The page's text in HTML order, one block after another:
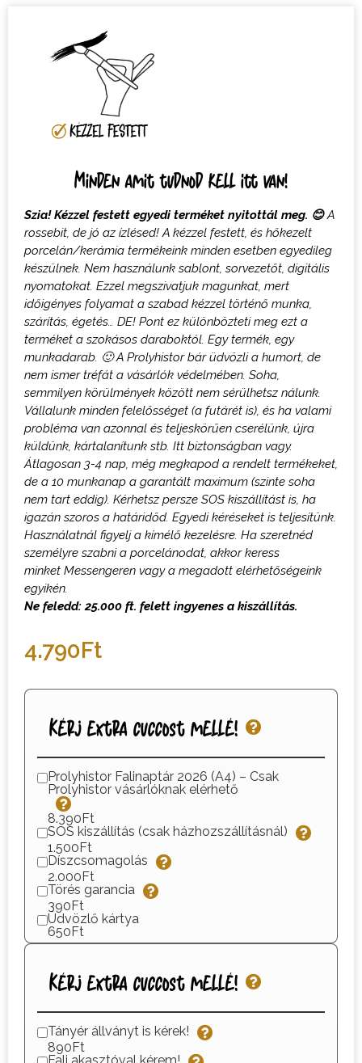
Minden amit tudnod kell itt van!
Szia! Kézzel festett egyedi terméket nyitottál meg. 😊A
rossebit, de jó az ízlésed! A kézzel festett, és hőkezelt
porcelán/kerámia termékeink minden esetben egyedileg
készülnek. Nem használunk sablont, sorvezetőt, digitális
nyomatokat. Ezzel megszivatjuk magunkat, mert
időigényes folyamat a szabad kézzel történő munka,
szárítás, égetés… DE! Pont ez különbözteti meg ezt a
terméket a szokásos daraboktól. Egy termék, egy
munkadarab. 🙂 A Prolyhistor bár üdvözli a humort, de
nem ismer tréfát a vásárlók védelmében. Soha,
semmilyen körülmények között nem sérülhetsz nálunk.
Vállalunk minden felelősséget (a futárét is), és ha valami
probléma van azonnal és teljeskörűen cserélünk, újra
küldünk, kártalanítunk stb. Itt biztonságban vagy.
Átlagosan 3-4 nap, még megkapod a rendelt termékeket,
de a 10 munkanap a garantált maximum (szinte soha
nem tart eddig). Kérhetsz persze SOS kiszállítást is, ha
igazán szoros a határidőd. Egyedi kéréseket is teljesítünk.
Használatnál figyelj a kímélő kezelésre. Ha szeretnéd
személyre szabni a porcelánodat, akkor keress
minket Messengeren vagy a megadott elérhetőségeink
egyikén.
Ne feledd: 25.000 ft. felett ingyenes a kiszállítás.
4.790Ft
Kérj extra cuccost mellé!
Prolyhistor Falinaptár 2026 (A4) – Csak
Prolyhistor vásárlóknak elérhető
8.390Ft
SOS kiszállítás (csak házhozszállításnál)
1.500Ft
Díszcsomagolás
2.000Ft
Törés garancia
390Ft
Üdvözlő kártya
650Ft
Kérj extra cuccost mellé!
Tányér állványt is kérek!
890Ft